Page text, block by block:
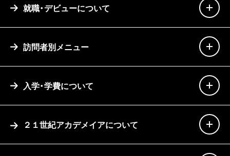
就職・デビューについて
訪問者別メニュー
入学・学費について
２１世紀アカデメイアについて